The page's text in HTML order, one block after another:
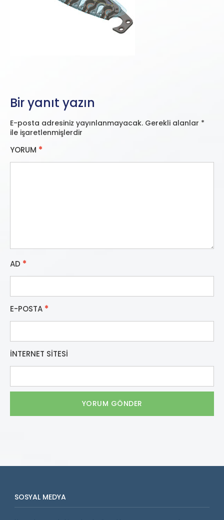
Bir yanıt yazın
E-posta adresiniz yayınlanmayacak. Gerekli alanlar *
ile işaretlenmişlerdir
YORUM *
AD *
E-POSTA *
İNTERNET SITESI
SOSYAL MEDYA